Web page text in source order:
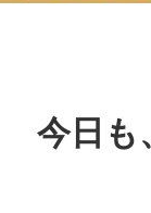
今日も